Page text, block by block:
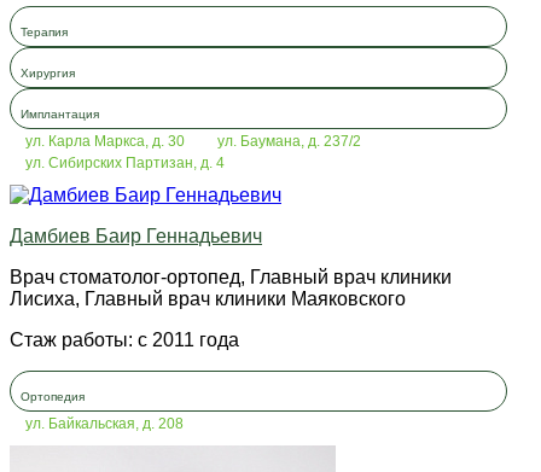
Терапия
Хирургия
Имплантация
ул. Карла Маркса, д. 30
ул. Баумана, д. 237/2
ул. Сибирских Партизан, д. 4
Дамбиев Баир Геннадьевич
Врач стоматолог-ортопед, Главный врач клиники
Лисиха, Главный врач клиники Маяковского
Стаж работы: с 2011 года
Ортопедия
ул. Байкальская, д. 208